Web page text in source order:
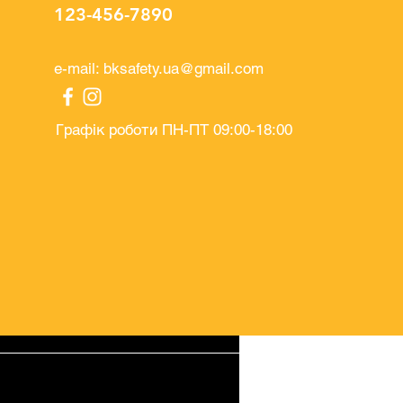
123-456-7890
e-mail: bksafety.ua@gmail.com
Графік роботи ПН-ПТ 09:00-18:00